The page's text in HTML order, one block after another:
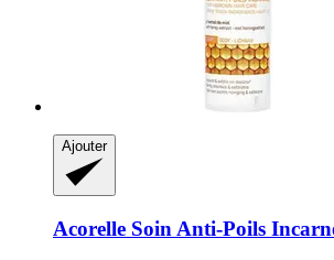
Ajouter
Acorelle Soin Anti-​Poils